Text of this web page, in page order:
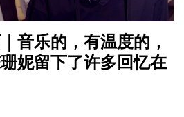
音乐的，有温度的，
妮留下了许多回忆在